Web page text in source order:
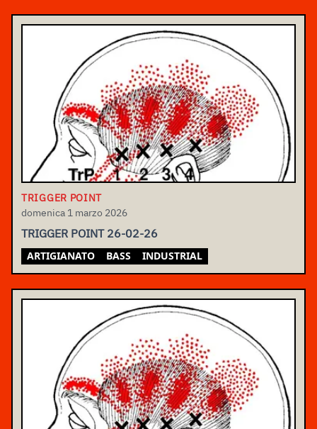
TRIGGER POINT
domenica 1 marzo 2026
TRIGGER POINT 26-02-26
ARTIGIANATO BASS INDUSTRIAL